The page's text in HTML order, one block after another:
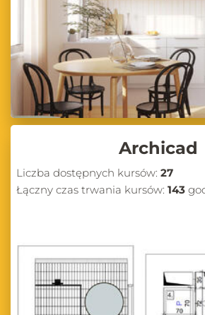
Archicad
Liczba dostępnych kursów: 27
Łączny czas trwania kursów: 143